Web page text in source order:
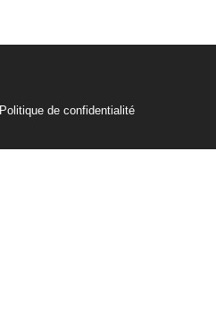
Politique de confidentialité